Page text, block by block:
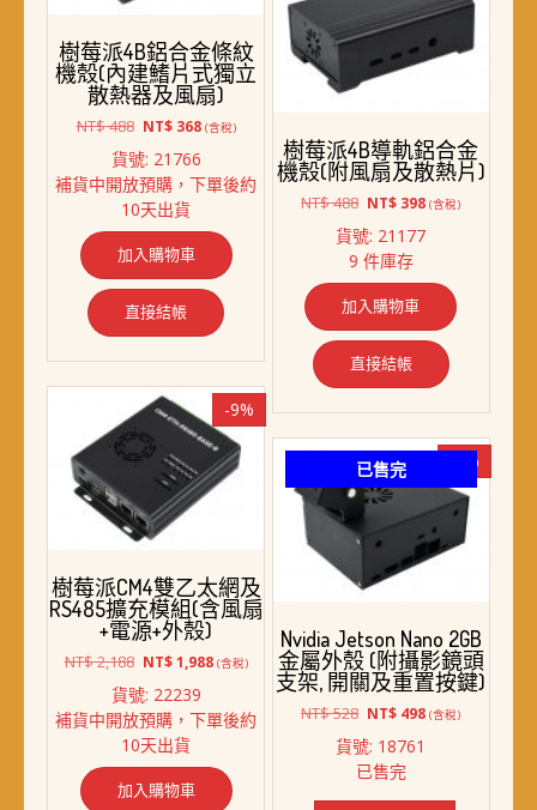
樹莓派4B鋁合金條紋
機殼(內建鰭片式獨立
散熱器及風扇)
NT$488 原
價
格：
NT$ 488。
NT$368目
價
格：
(含稅)
貨號: 21766
補貨中開放預購，下單後約
10天出貨
加入購物車
直接結帳
樹莓派4B導軌鋁合金
機殼(附風扇及散熱片)
NT$488 原
價
格：
NT$ 488。
NT$ 398目
NT$ 398。
(含稅)
貨號: 21177
9 件庫存
加入購物車
直接結帳
-9%
樹莓派CM4雙乙太網及
RS485擴充模組(含風扇
+電源+外殼)
NT$2,188 原
價
格：
NT$ 2,188。
NT$1,988目
格：
(含稅)
貨號: 22239
補貨中開放預購，下單後約
10天出貨
加入購物車
已售完 -6%
Nvidia Jetson Nano 2GB
金屬外殼 (附攝影鏡頭
支架, 開關及重置按鍵)
NT$528 原
價
格：
NT$ 528。
NT$ 498目
NT$ 498。
(含稅)
貨號: 18761
已售完